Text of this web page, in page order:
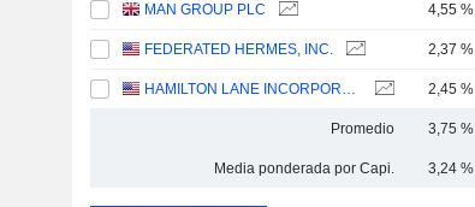
MAN GROUP PLC 4,55 %
FEDERATED HERMES, INC. 2,37 %
HAMILTON LANE INCORPORATED 2,45 %
Promedio 3,75 %
Media ponderada por Capi. 3,24 %